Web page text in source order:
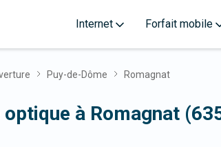
Internet Forfait mobile
Puy-de-Dôme Romagnat
optique à Romagnat